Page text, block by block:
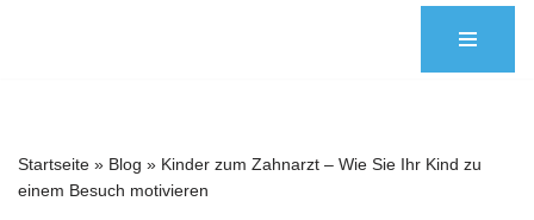
Startseite » Blog » Kinder zum Zahnarzt – Wie Sie Ihr Kind zu
einem Besuch motivieren